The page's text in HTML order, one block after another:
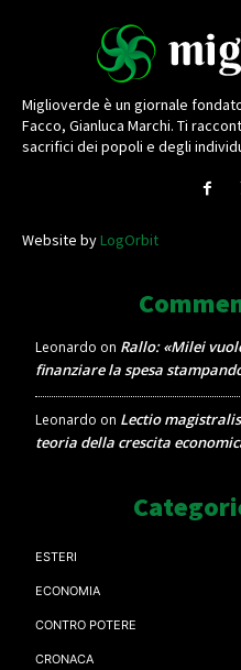
Miglioverde è un giornale
Facco, Gianluca Marchi. Ti
sacrifici dei popoli e degli
Website byLogOrbit
Leonardo on Rallo: «Milei
finanziare la spesa
Leonardo on Lectio
teoria della crescita
ESTERI
ECONOMIA
CONTRO POTERE
CRONACA